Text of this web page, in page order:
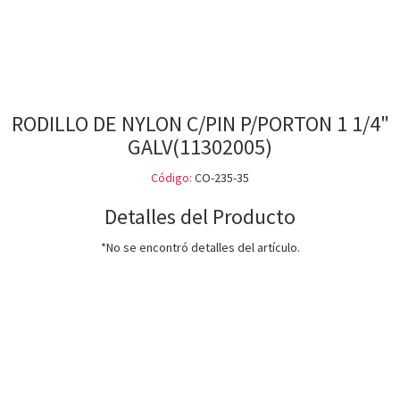
RODILLO DE NYLON C/PIN P/PORTON 1 1/4"
GALV(11302005)
Código: CO-235-35
Detalles del Producto
*No se encontró detalles del artículo.